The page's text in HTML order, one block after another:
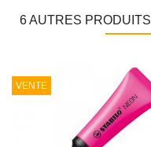
6 AUTRES
VENTE